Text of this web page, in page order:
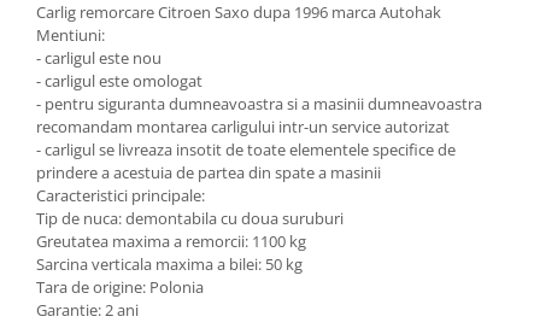
Carlige Land Rover
Carlige Lexus
Carlige MAN
Carlige Mazda
Carlige Mercedes
Carlige MG
Carlige Mini
Carlige Mitsubishi
Carlige Nissan
Scut motor Opel
Scut motor Peugeot
Scut motor Porsche
Scut motor Renault
Scut motor SAAB
Scut motor Seat
Scut motor Skoda
Scut motor Smart
Scut motor SsangYong
Carlig remorcare Citroen Saxo dupa 1996 marca Autohak
Mentiuni:
- carligul este nou
- carligul este omologat
- pentru siguranta dumneavoastra si a masinii dumneavoastra
recomandam montarea carligului intr-un service autorizat
- carligul se livreaza insotit de toate elementele specifice de
prindere a acestuia de partea din spate a masinii
Caracteristici principale:
Tip de nuca: demontabila cu doua suruburi
Greutatea maxima a remorcii: 1100 kg
Sarcina verticala maxima a bilei: 50 kg
Tara de origine: Polonia
Garantie: 2 ani